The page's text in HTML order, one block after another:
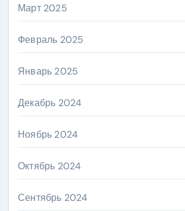
Март 2025
Февраль 2025
Январь 2025
Декабрь 2024
Ноябрь 2024
Октябрь 2024
Сентябрь 2024